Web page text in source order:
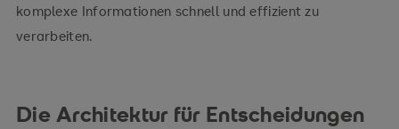
komplexe Informationen schnell und effizient zu
verarbeiten.
Die Architektur für Entscheidungen